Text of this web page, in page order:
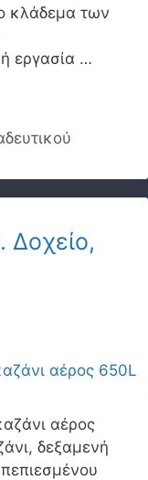
κλάδεμα των
εργασία …
Δοχείο,
αέρος
δεξαμενή